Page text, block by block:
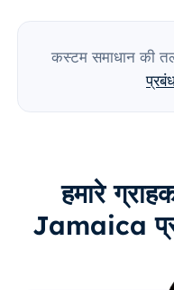
कस्टम समाधान की
हमारे
Jamaica